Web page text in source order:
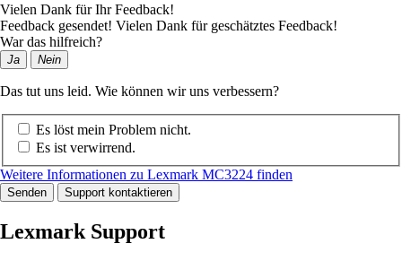
Vielen Dank für Ihr Feedback!
Feedback gesendet! Vielen Dank für geschätztes Feedback!
War das hilfreich?
Ja Nein
Das tut uns leid. Wie können wir uns verbessern?
Es löst mein Problem nicht.
Es ist verwirrend.
Weitere Informationen zu Lexmark MC3224 finden
Senden Support kontaktieren
Lexmark Support